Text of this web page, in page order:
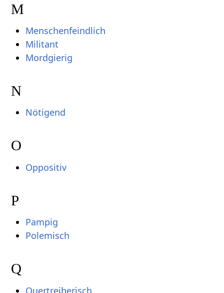
M
Menschenfeindlich
Militant
Mordgierig
N
Nötigend
O
Oppositiv
P
Pampig
Polemisch
Q
Quertreiberisch